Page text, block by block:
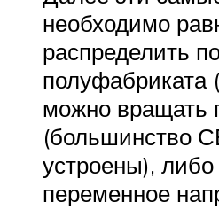
необходимо
распределить
полуфабриката
можно вращать
(большинство
устроены), либо
переменное